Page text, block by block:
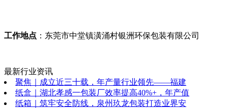
工作地点 ：东莞市中堂镇潢涌村银洲环保包装有限公司
最新行业资讯
聚焦｜成立近三十载，年产量行业领先——福建
纸盒｜湖北孝感一包装厂效率提高40%+，年产值
纸箱｜筑牢安全防线，泉州玖龙包装打造业界安